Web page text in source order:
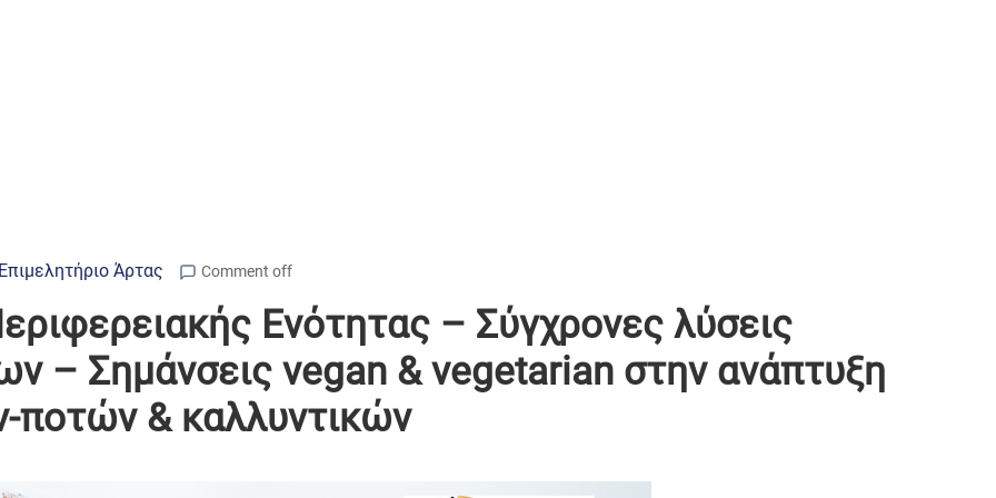
Άρτας Comment off
Ενότητας – Σύγχρονες λύσεις
– Σημάνσεις vegan & vegetarian στην ανάπτυξη
& καλλυντικών